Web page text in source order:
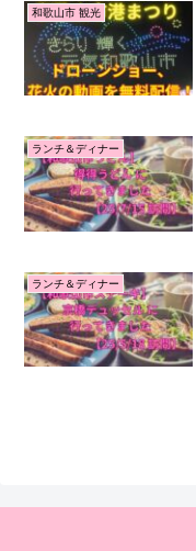
和歌山市 観光
ランチ＆ディナー
ランチ＆ディナー